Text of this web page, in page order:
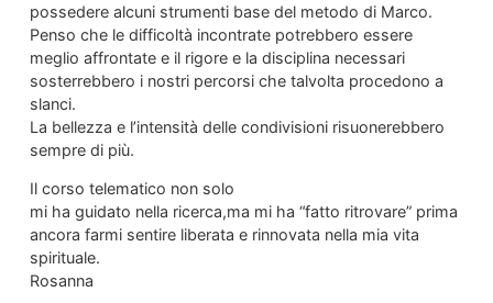
possedere alcuni strumenti base del metodo di Marco.
Penso che le difficoltà incontrate potrebbero essere
meglio affrontate e il rigore e la disciplina necessari
sosterrebbero i nostri percorsi che talvolta procedono a
slanci.
La bellezza e l’intensità delle condivisioni risuonerebbero
sempre di più.
Il corso telematico non solo
mi ha guidato nella ricerca,ma mi ha “fatto ritrovare” prima
ancora farmi sentire liberata e rinnovata nella mia vita
spirituale.
Rosanna